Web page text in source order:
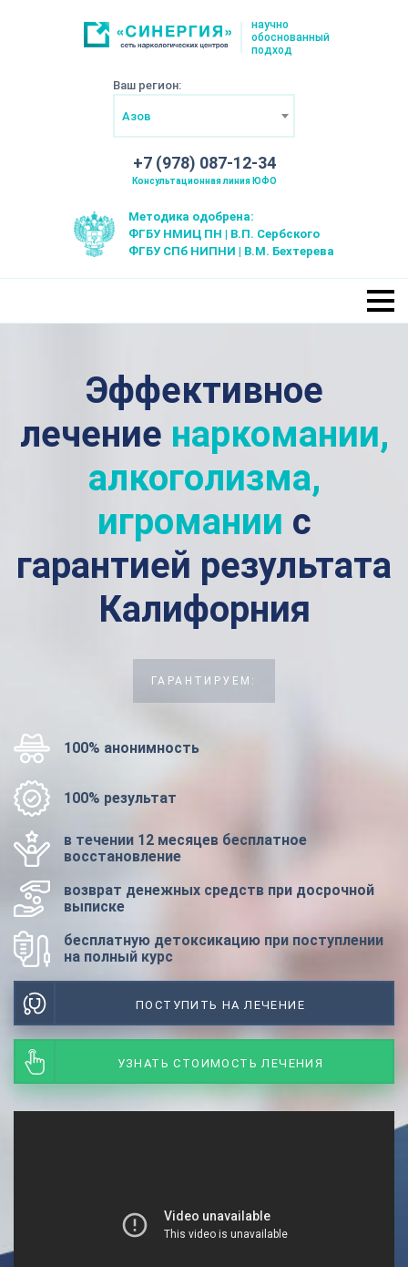
научно
обоснованный
подход
Ваш регион:
Азов
+7 (978) 087-12-34
Консультационная линия ЮФО
Методика одобрена:
ФГБУ НМИЦ ПН | В.П. Сербского
ФГБУ СПб НИПНИ | В.М. Бехтерева
Эффективное
лечение наркомании,
алкоголизма,
игромании с
гарантией результата
Калифорния
ГАРАНТИРУЕМ:
100% анонимность
100% результат
в течении 12 месяцев бесплатное
восстановление
возврат денежных средств при досрочной
выписке
бесплатную детоксикацию при поступлении
на полный курс
ПОСТУПИТЬ НА ЛЕЧЕНИЕ
УЗНАТЬ СТОИМОСТЬ ЛЕЧЕНИЯ